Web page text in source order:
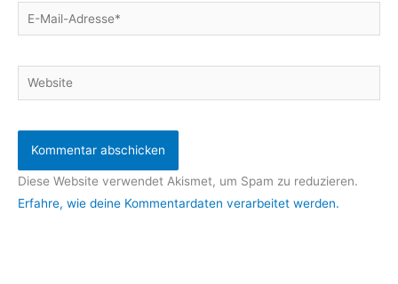
E-
Mail-
Website
Diese Website verwendet Akismet, um Spam zu reduzieren.
Erfahre, wie deine Kommentardaten verarbeitet werden.